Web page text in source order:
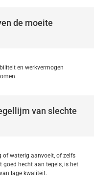
de moeite
en werkvermogen
van slechte
of waterig aanvoelt, of zelfs
goed hecht aan tegels, is het
lage kwaliteit.